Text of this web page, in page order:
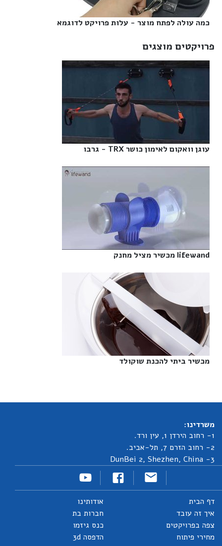
כמה עולה לפתח מוצר - עלות פרויקט לדוגמא‎
פרויקטים מוצגים
עוגן וואקום לאימון כושר TRX - גרבו‎
lifewand מכשיר מציל מחנק‎
מכשיר ביתי להכנת שוקולד‎
משרדינו:
1- רחוב הירדן 1, עין ורד.
2- רחוב הזרם 7, תל-אביב.
3- DunBei 2, Shezhen, China
דף הבית
איך זה עובד
צפה בפרויקטים
מחירי פיתוח
אודותינו
חברות בת
כנס גיזמו
הדפסה 3d